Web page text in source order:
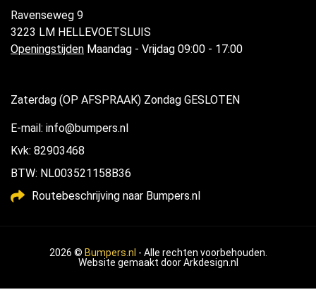
Ravenseweg 9
3223 LM HELLEVOETSLUIS
Openingstijden Maandag - Vrijdag 09:00 - 17:00
Zaterdag (OP AFSPRAAK) Zondag GESLOTEN
E-mail: info@bumpers.nl
Kvk: 82903468
BTW: NL003521158B36
Routebeschrijving naar Bumpers.nl
2026 © Bumpers.nl - Alle rechten voorbehouden.
Website gemaakt doorArkdesign.nl